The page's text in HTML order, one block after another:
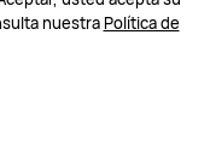
nuestraPolítica de
>
22:00
reservados.